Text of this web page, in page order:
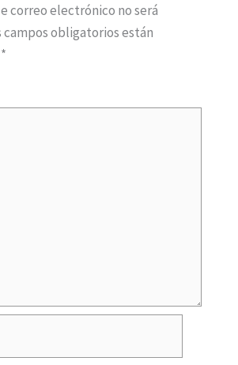
correo electrónico no será
campos obligatorios están
*